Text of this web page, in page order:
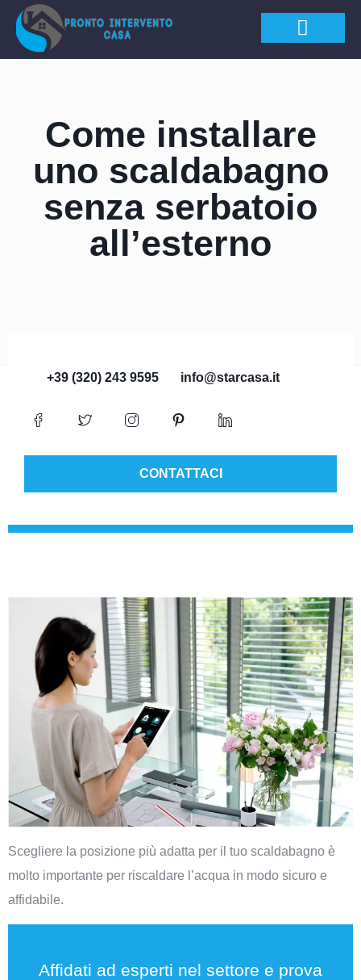
Come installare
uno scaldabagno
senza serbatoio
all’esterno
+39 (320) 243 9595 info@starcasa.it
CONTATTACI
Scegliere la posizione più adatta per il tuo scaldabagno è
molto importante per riscaldare l’acqua in modo sicuro e
affidabile.
Affidati ad esperti nel settore e prova